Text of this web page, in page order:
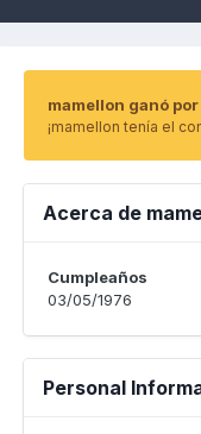
mamellon ganó
¡mamellon tenía el
Acerca de
Cumpleaños
03/05/1976
Personal